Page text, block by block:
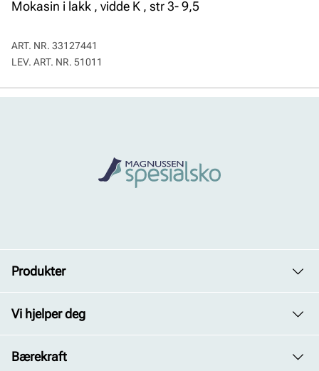
Mokasin i lakk , vidde K , str 3- 9,5
ART. NR. 33127441
LEV. ART. NR. 51011
Produkter
Dame
Herre
Barn
Vi hjelper deg
Avdelinger
Bærekraft